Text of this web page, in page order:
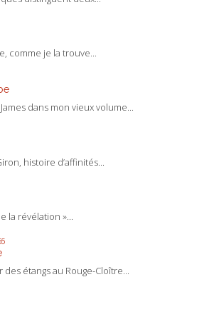
comme je la trouve...
dans mon vieux volume...
histoire d’affinités...
la révélation »...
étangs au Rouge-Cloître...